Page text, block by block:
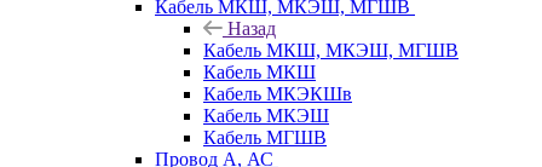
Кабель МКШ, МКЭШ, МГШВ
Назад
Кабель МКШ, МКЭШ, МГШВ
Кабель МКШ
Кабель МКЭКШв
Кабель МКЭШ
Кабель МГШВ
Провод А, АС